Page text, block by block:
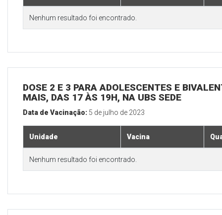
Nenhum resultado foi encontrado.
DOSE 2 E 3 PARA ADOLESCENTES E
MAIS, DAS 17 ÀS 19H, NA UBS SEDE
Data de Vacinação: 5 de julho de 2023
Unidade Vacina
Nenhum resultado foi encontrado.